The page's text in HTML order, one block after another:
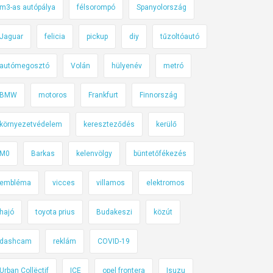
m3-as autópálya félsorompó Spanyolország
Jaguar felicia pickup diy tűzoltóautó
autómegosztó Volán hülyenév metró
BMW motoros Frankfurt Finnország
környezetvédelem kereszteződés kerülő
M0 Barkas kelenvölgy büntetőfékezés
embléma vicces villamos elektromos
hajó toyota prius Budakeszi közút
dashcam reklám COVID-19
Urban Collëctif ICE opel frontera Isuzu